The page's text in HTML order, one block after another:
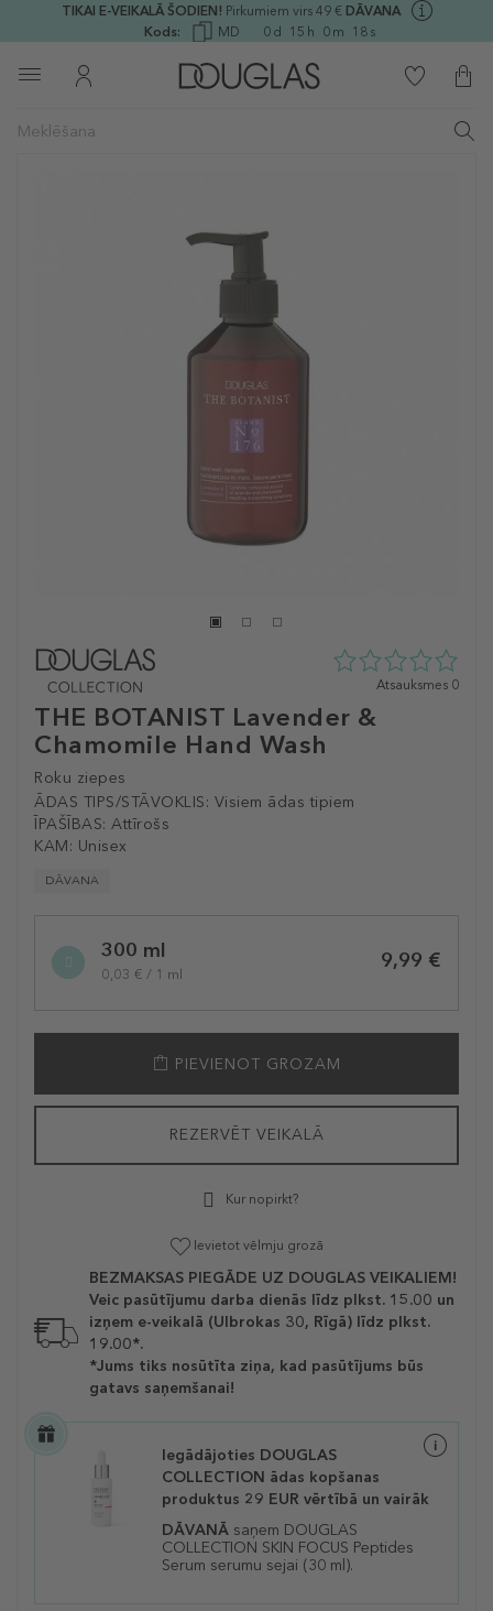
TIKAI E-VEIKALĀ ŠODIEN! Pirkumiem virs 49 € DĀVANA
Kods:
MD 0 d 15 h 0 m 18 s
THE BOTANIST Lavender &
Chamomile Hand Wash
Roku ziepes
ĀDAS TIPS/STĀVOKLIS: Visiem ādas tipiem
ĪPAŠĪBAS: Attīrošs
KAM: Unisex
DĀVANA
0
no
Atsauksmes 0
variation300 ml
0,03 € / 1 ml
9,99 €
PIEVIENOT GROZAM
REZERVĒT VEIKALĀ
Kur nopirkt?
Ievietot vēlmju grozā
BEZMAKSAS PIEGĀDE UZ DOUGLAS VEIKALIEM!
Veic pasūtījumu darba dienās līdz plkst. 15.00 un
izņem e-veikalā (Ulbrokas 30, Rīgā) līdz plkst.
19.00*.
*Jums tiks nosūtīta ziņa, kad pasūtījums būs
gatavs saņemšanai!
Iegādājoties DOUGLAS
COLLECTION ādas kopšanas
produktus 29 EUR vērtībā un vairāk
DĀVANĀ saņem DOUGLAS
COLLECTION SKIN FOCUS Peptides
Serum serumu sejai (30 ml).